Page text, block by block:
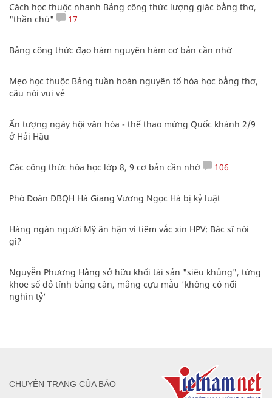
Cách học thuộc nhanh Bảng công thức lượng giác bằng thơ,
"thần chú"
17
Bảng công thức đạo hàm nguyên hàm cơ bản cần nhớ
Mẹo học thuộc Bảng tuần hoàn nguyên tố hóa học bằng thơ,
câu nói vui vẻ
Ấn tượng ngày hội văn hóa - thể thao mừng Quốc khánh 2/9
ở Hải Hậu
Các công thức hóa học lớp 8, 9 cơ bản cần nhớ 106
Phó Đoàn ĐBQH Hà Giang Vương Ngọc Hà bị kỷ luật
Hàng ngàn người Mỹ ân hận vì tiêm vắc xin HPV: Bác sĩ nói
gì?
Nguyễn Phương Hằng sở hữu khối tài sản "siêu khủng", từng
khoe sổ đỏ tính bằng cân, mắng cựu mẫu 'không có nổi
nghìn tỷ'
CHUYÊN TRANG CỦA BÁO